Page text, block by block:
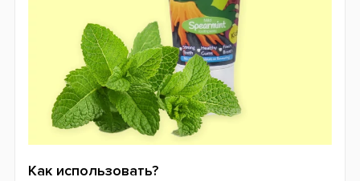
Как использовать?